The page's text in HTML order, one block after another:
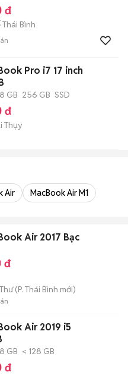
đ
Bình
Pro i7 17 inch
8 GB 256 GB SSD
đ
Thụy
Air MacBook Air M1
Air 2017 Bạc
đ
(P. Thái Bình mới)
Air 2019 i5
8 GB < 128 GB
đ